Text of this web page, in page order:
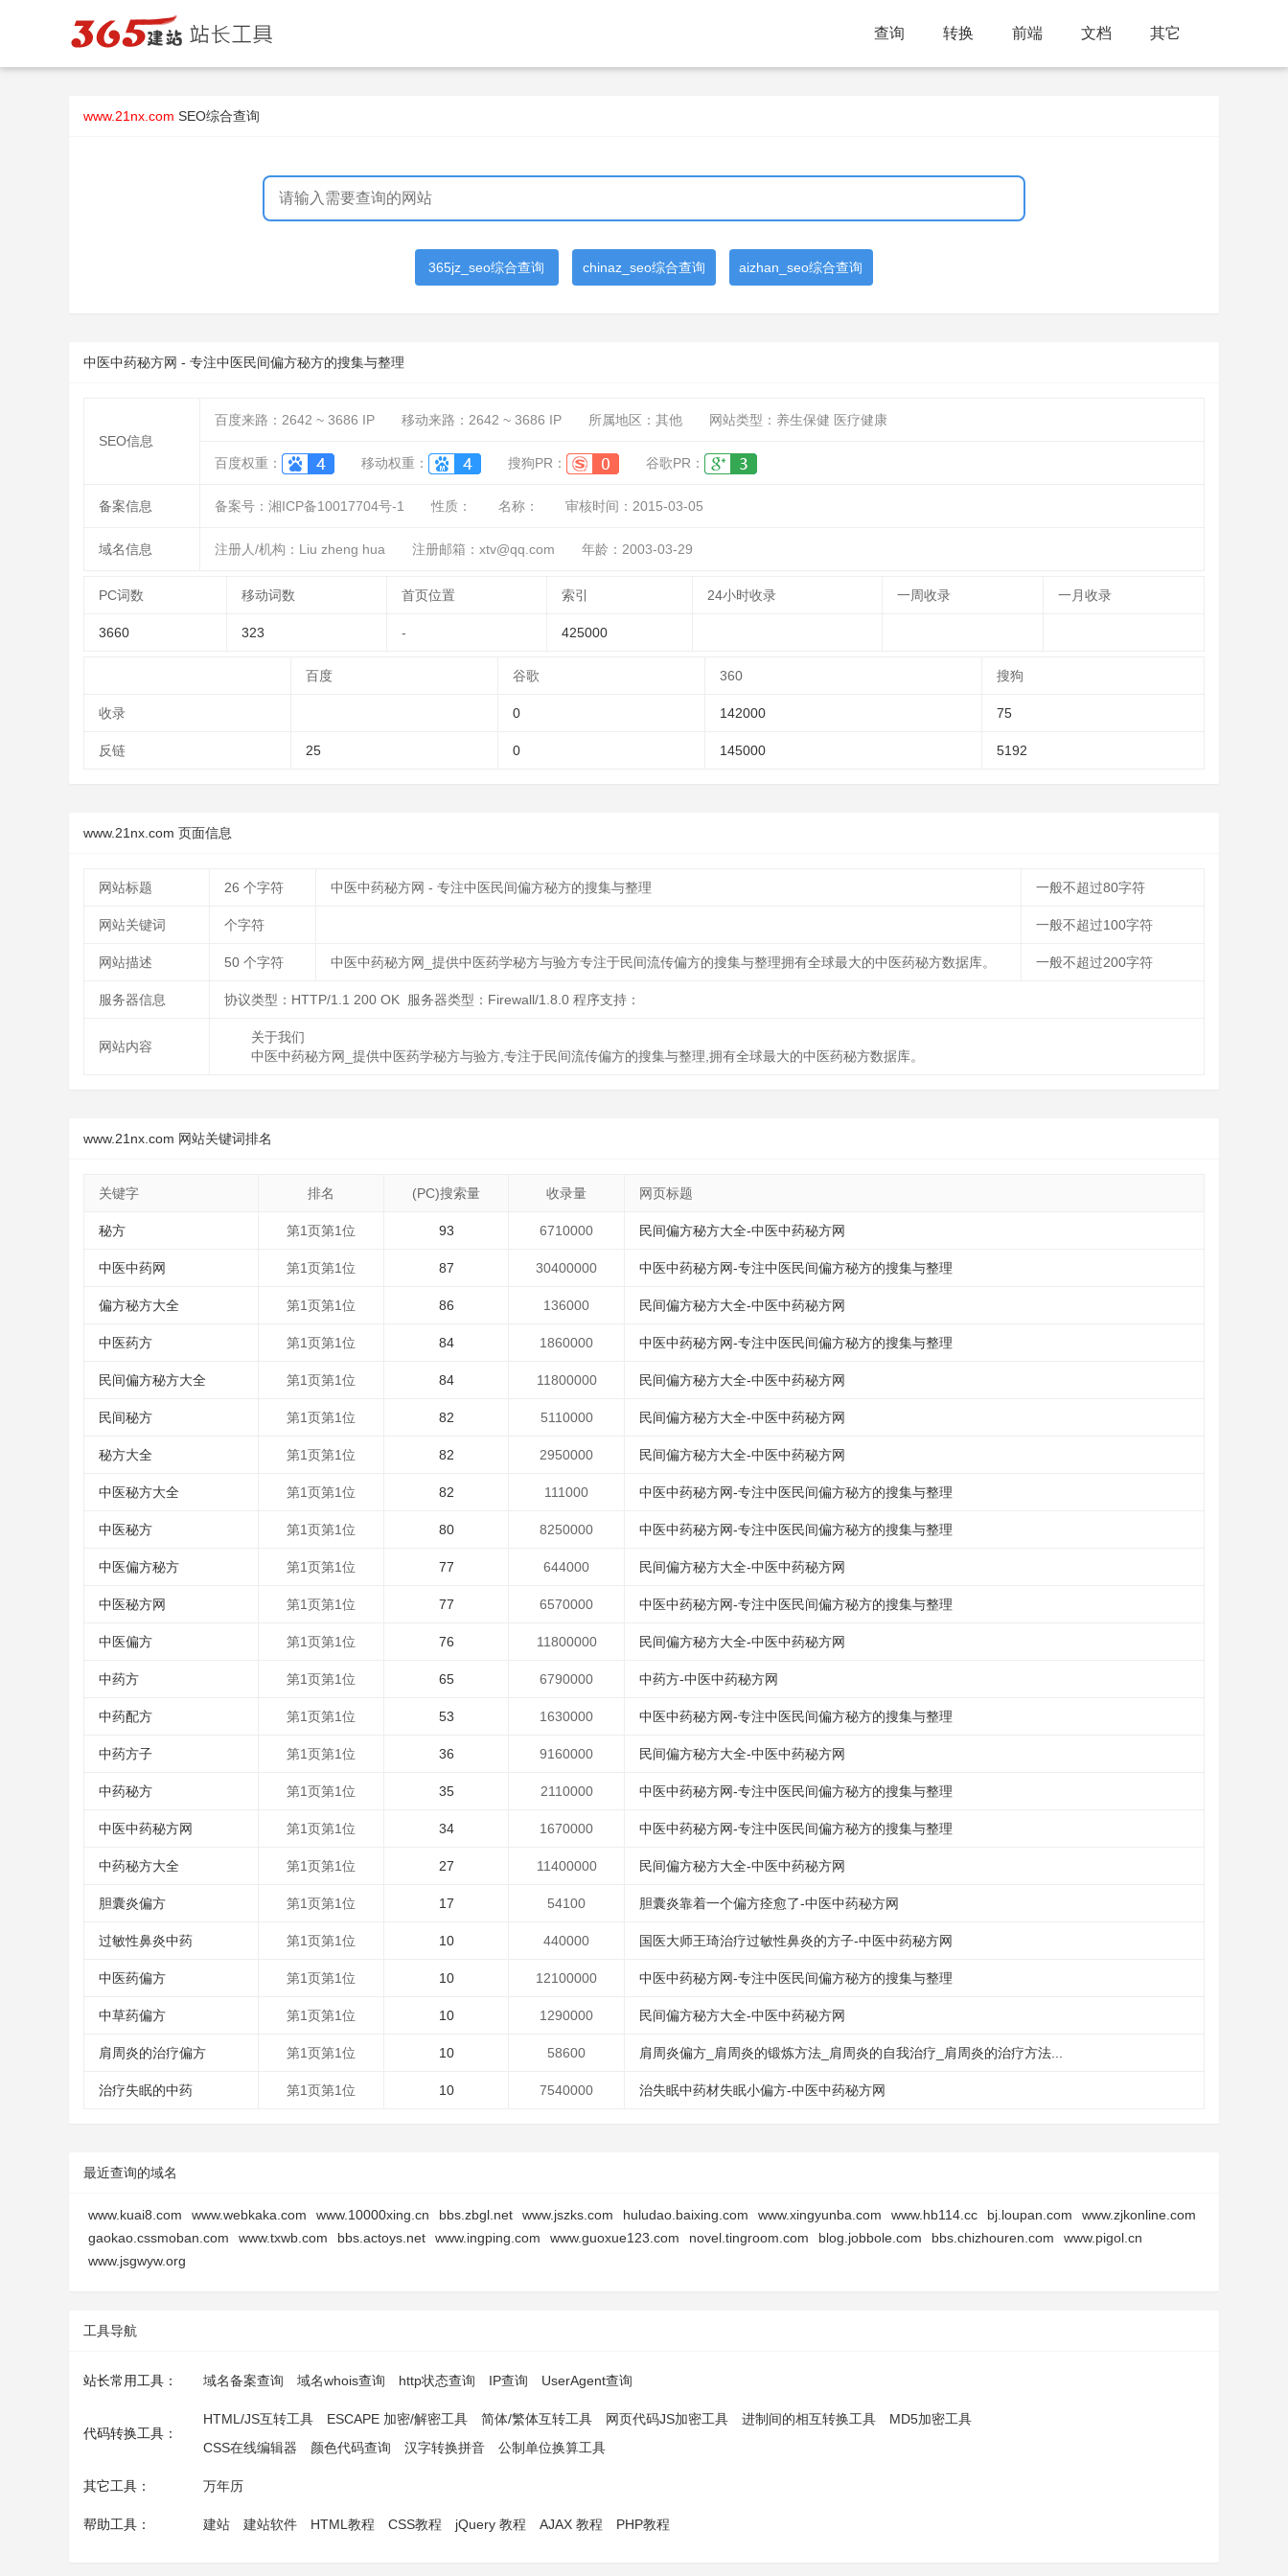
查询 转换 前端 文档 其它
www.21nx.com SEO综合查询
365jz_seo综合查询 chinaz_seo综合查询 aizhan_seo综合查询
中医中药秘方网 - 专注中医民间偏方秘方的搜集与整理
SEO信息
百度来路： 2642 ~ 3686 IP 移动来路： 2642 ~ 3686 IP 所属地区：其他 网站类型：养生保健 医疗健康
百度权重： 移动权重： 搜狗PR： 谷歌PR：
备案信息 备案号：湘ICP备10017704号-1 性质： 名称： 审核时间： 2015-03-05
域名信息 注册人/机构：Liu zheng hua 注册邮箱：xtv@qq.com 年龄：2003-03-29
PC词数 移动词数 首页位置 索引 24小时收录 一周收录 一月收录
3660 323 - 425000
百度 谷歌 360 搜狗
收录 0 142000 75
反链 25 0 145000 5192
www.21nx.com 页面信息
网站标题 26 个字符 中医中药秘方网 - 专注中医民间偏方秘方的搜集与整理 一般不超过80字符
网站关键词 个字符 一般不超过100字符
网站描述 50 个字符 中医中药秘方网_提供中医药学秘方与验方专注于民间流传偏方的搜集与整理拥有全球最大的中医药秘方数据库。 一般不超过200字符
服务器信息 协议类型：HTTP/1.1 200 OK 服务器类型：Firewall/1.8.0 程序支持：
网站内容
关于我们
中医中药秘方网_提供中医药学秘方与验方,专注于民间流传偏方的搜集与整理,拥有全球最大的中医药秘方数据库。
www.21nx.com 网站关键词排名
关键字 排名 (PC)搜索量 收录量 网页标题
秘方 第1页第1位 93 6710000 民间偏方秘方大全-中医中药秘方网
中医中药网 第1页第1位 87 30400000 中医中药秘方网-专注中医民间偏方秘方的搜集与整理
偏方秘方大全 第1页第1位 86 136000 民间偏方秘方大全-中医中药秘方网
中医药方 第1页第1位 84 1860000 中医中药秘方网-专注中医民间偏方秘方的搜集与整理
民间偏方秘方大全 第1页第1位 84 11800000 民间偏方秘方大全-中医中药秘方网
民间秘方 第1页第1位 82 5110000 民间偏方秘方大全-中医中药秘方网
秘方大全 第1页第1位 82 2950000 民间偏方秘方大全-中医中药秘方网
中医秘方大全 第1页第1位 82 111000 中医中药秘方网-专注中医民间偏方秘方的搜集与整理
中医秘方 第1页第1位 80 8250000 中医中药秘方网-专注中医民间偏方秘方的搜集与整理
中医偏方秘方 第1页第1位 77 644000 民间偏方秘方大全-中医中药秘方网
中医秘方网 第1页第1位 77 6570000 中医中药秘方网-专注中医民间偏方秘方的搜集与整理
中医偏方 第1页第1位 76 11800000 民间偏方秘方大全-中医中药秘方网
中药方 第1页第1位 65 6790000 中药方-中医中药秘方网
中药配方 第1页第1位 53 1630000 中医中药秘方网-专注中医民间偏方秘方的搜集与整理
中药方子 第1页第1位 36 9160000 民间偏方秘方大全-中医中药秘方网
中药秘方 第1页第1位 35 2110000 中医中药秘方网-专注中医民间偏方秘方的搜集与整理
中医中药秘方网 第1页第1位 34 1670000 中医中药秘方网-专注中医民间偏方秘方的搜集与整理
中药秘方大全 第1页第1位 27 11400000 民间偏方秘方大全-中医中药秘方网
胆囊炎偏方 第1页第1位 17 54100 胆囊炎靠着一个偏方痊愈了-中医中药秘方网
过敏性鼻炎中药 第1页第1位 10 440000 国医大师王琦治疗过敏性鼻炎的方子-中医中药秘方网
中医药偏方 第1页第1位 10 12100000 中医中药秘方网-专注中医民间偏方秘方的搜集与整理
中草药偏方 第1页第1位 10 1290000 民间偏方秘方大全-中医中药秘方网
肩周炎的治疗偏方 第1页第1位 10 58600 肩周炎偏方_肩周炎的锻炼方法_肩周炎的自我治疗_肩周炎的治疗方法...
治疗失眠的中药 第1页第1位 10 7540000 治失眠中药材失眠小偏方-中医中药秘方网
最近查询的域名
www.kuai8.com www.webkaka.com www.10000xing.cn bbs.zbgl.net www.jszks.com huludao.baixing.com www.xingyunba.com www.hb114.cc bj.loupan.com
www.zjkonline.com
gaokao.cssmoban.com
www.txwb.com bbs.actoys.net www.ingping.com www.guoxue123.com novel.tingroom.com blog.jobbole.com bbs.chizhouren.com
www.pigol.cn
www.jsgwyw.org
工具导航
站长常用工具： 域名备案查询 域名whois查询 http状态查询 IP查询 UserAgent查询
代码转换工具：
HTML/JS互转工具 ESCAPE 加密/解密工具 简体/繁体互转工具 网页代码JS加密工具 进制间的相互转换工具
MD5加密工具
CSS在线编辑器
颜色代码查询 汉字转换拼音 公制单位换算工具
其它工具： 万年历
帮助工具： 建站 建站软件 HTML教程 CSS教程 jQuery 教程 AJAX 教程 PHP教程